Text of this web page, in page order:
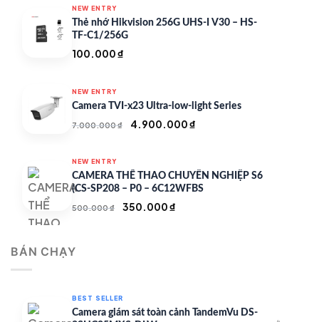
NEW ENTRY
Thẻ nhớ Hikvision 256G UHS-I V30 – HS-
TF-C1/256G
100.000₫
NEW ENTRY
Camera TVI-x23 Ultra-low-light Series
7.000.000₫
Giá
7.000.000 ₫.
4.900.000₫
là:
4.900.000 ₫.
NEW ENTRY
CAMERA THỂ THAO CHUYÊN NGHIỆP S6
(CS-SP208 – P0 – 6C12WFBS
500.000₫
Giá
350.000₫
BÁN CHẠY
BEST SELLER
Camera giám sát toàn cảnh TandemVu DS-